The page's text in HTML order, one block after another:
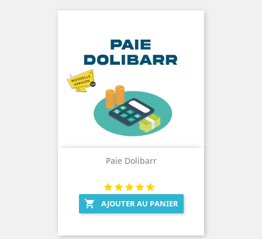
Paie Dolibarr
 AJOUTER AU PANIER